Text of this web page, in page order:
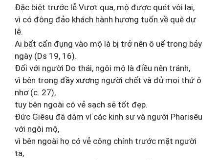
Đặc biệt trước lễ Vượt qua, mộ được quét vôi lại,
vì có đông đảo khách hành hương tuốn về quê dự
lễ.
Ai bất cẩn đụng vào mộ là bị trở nên ô uế trong bảy
ngày (Ds 19, 16).
Đối với người Do thái, ngôi mộ là điều nên tránh,
vì bên trong đầy xương người chết và đủ mọi thứ ô
nhơ (c. 27),
tuy bên ngoài có vẻ sạch sẽ tốt đẹp.
Đức Giêsu đã dám ví các kinh sư và người Pharisêu
với ngôi mộ,
vì bên ngoài họ có vẻ công chính trước mặt người
ta,